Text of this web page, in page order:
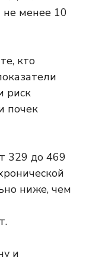
не менее 10
кто
риск
почек
329 до 469
ниже, чем
и